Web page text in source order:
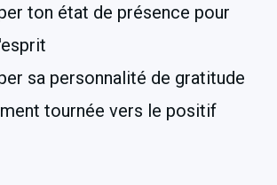
ton état de présence pour
sa personnalité de gratitude
tournée vers le positif